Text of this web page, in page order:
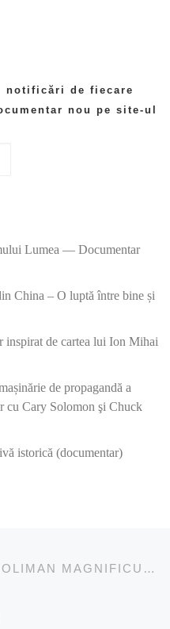
notificări de fiecare
nou pe site-ul
Lumea — Documentar
China – O luptă între bine și
de cartea lui Ion Mihai
de propagandă a
cu Cary Solomon şi Chuck
istorică (documentar)
MARI CUCERITORI – SOLIMAN MAGNIFICUL (DOCUMENTAR ISTORIC)